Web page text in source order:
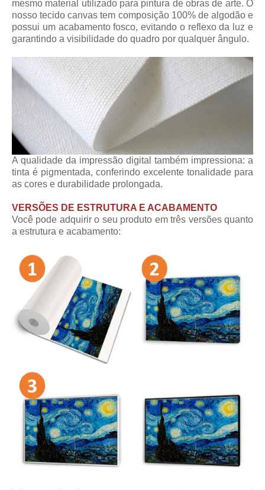
mesmo material utilizado para pintura de obras de arte. O
nosso tecido canvas tem composição 100% de algodão e
possui um acabamento fosco, evitando o reflexo da luz e
garantindo a visibilidade do quadro por qualquer ângulo.
A qualidade da impressão digital também impressiona: a
tinta é pigmentada, conferindo excelente tonalidade para
as cores e durabilidade prolongada.
VERSÕES DE ESTRUTURA E ACABAMENTO
Você pode adquirir o seu produto em três versões quanto
a estrutura e acabamento: